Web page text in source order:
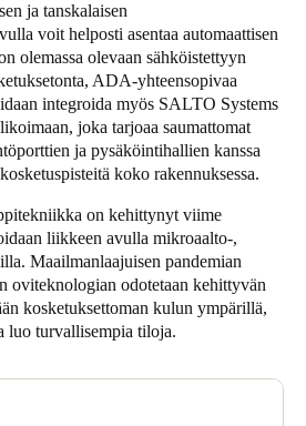
ja tanskalaisen
voit helposti asentaa automaattisen
olemassa olevaan sähköistettyyn
ADA-yhteensopivaa
integroida myös SALTO Systems
joka tarjoaa saumattomat
ja pysäköintihallien kanssa
koko rakennuksessa.
on kehittynyt viime
liikkeen avulla mikroaalto-,
Maailmanlaajuisen pandemian
oviteknologian odotetaan kehittyvän
kosketuksettoman kulun ympärillä,
luo turvallisempia tiloja.